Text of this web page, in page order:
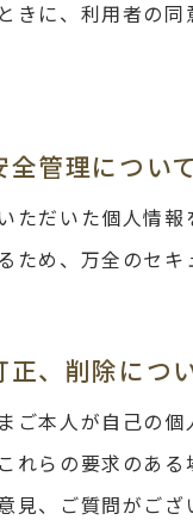
きに、利用者の
管理について
ただいた個人情
ため、万全のセキ
、削除につ
ご本人が自己の
れらの要求のあ
見、ご質問がご